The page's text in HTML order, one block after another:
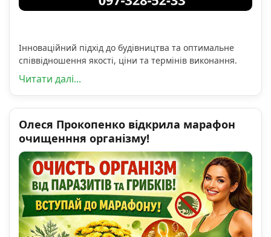
Інноваційний підхід до будівництва та оптимальне
співвідношення якості, ціни та термінів виконання.
Читати далі...
Олеся Прокопенко відкрила марафон
очищенння організму!